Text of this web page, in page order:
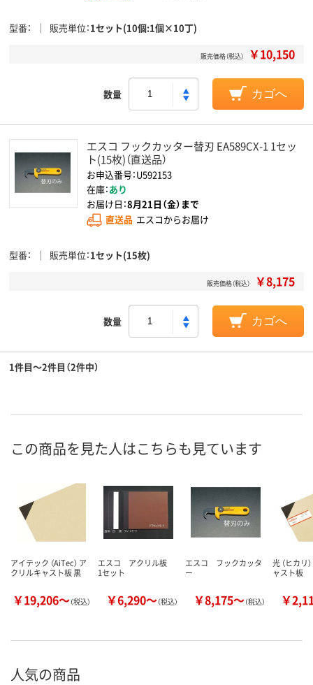
型番 販売単位 1セット(10個:1個×10丁)
販売価格（税込） ￥10,150
数量 カゴへ
エスコ フックカッター替刃 EA589CX-1 1セッ
ト(15枚)（直送品）
お申込番号：U592153
在庫：あり
お届け日：8月21日（金）まで
直送品 エスコからお届け
型番 販売単位 1セット(15枚)
販売価格（税込） ￥8,175
数量 カゴへ
1件目～2件目（2件中）
この商品を見た人はこちらも見ています
アイテック （AiTec） ア
クリルキャスト板 黒
￥19,206～（税込）
エスコ アクリル板
1セット
￥6,290～（税込）
エスコ フックカッタ
ー
￥8,175～（税込）
光 （ヒカリ
ャスト板
￥
人気の商品